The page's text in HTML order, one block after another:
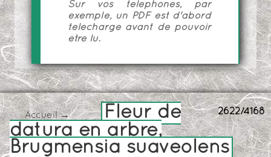
Sur vos téléphones, par
exemple, un PDF est d'abord
téléchargé avant de pouvoir
être lu.
2622/4168
Accueil→
Fleur de
datura en arbre,
Brugmensia suaveolens